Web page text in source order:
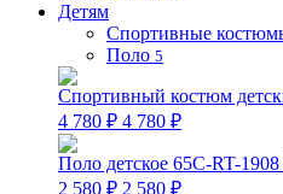
Детям
Спортивные
Поло 5
Спортивный костюм
4 780 ₽ 4 780 ₽
Поло детское 65C-RT-1908
2 580 ₽ 2 580 ₽